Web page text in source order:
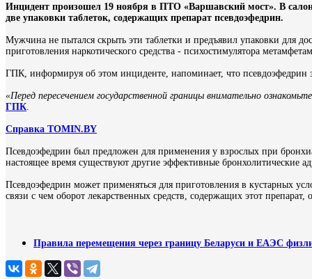
Инцидент произошел 19 ноября в ПТО «Варшавский мост». В
две упаковки таблеток, содержащих препарат псевдоэфедрин.
Мужчина не пытался скрыть эти таблетки и предъявил упаковки для
приготовления наркотического средства - психостимулятора
ГПК, информируя об этом инциденте, напоминает, что псевдоэфедрин
«Перед пересечением государственной границы внимательно
ГПК
Справка TOMIN.BY
Псевдоэфедрин был предложен для применения у взрослых при
настоящее время существуют другие эффективные бронхолитические
Псевдоэфедрин может применяться для приготовления в кустарных
связи с чем оборот лекарственных средств, содержащих этот препарат,
Правила перемещения через границу Беларуси и ЕАЭС